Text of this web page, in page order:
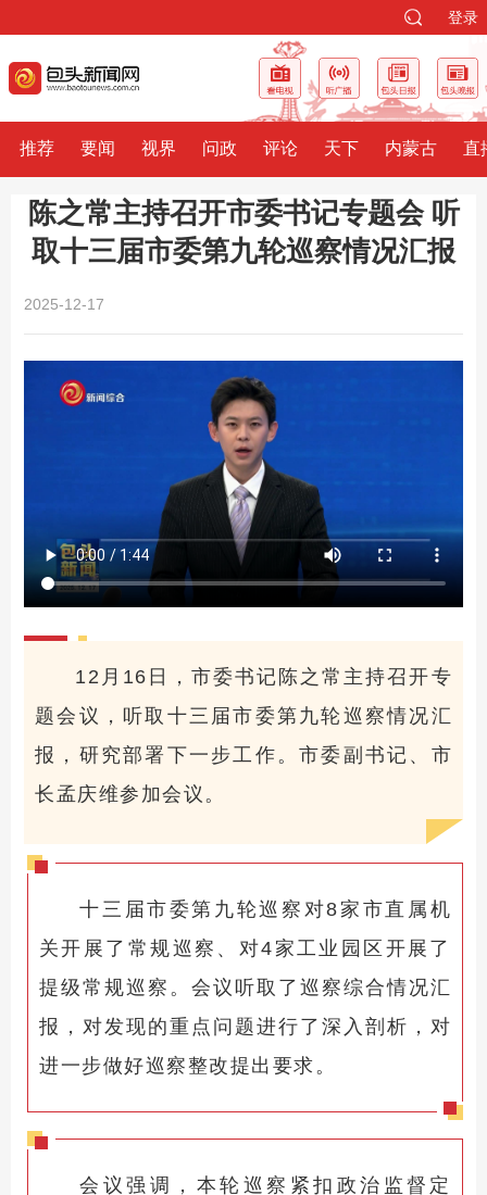
登录
推荐 要闻 视界 问政 评论 天下 内蒙古 直
陈之常主持召开市委书记专题会 听
取十三届市委第九轮巡察情况汇报
2025-12-17
12月16日，市委书记陈之常主持召开专
题会议，听取十三届市委第九轮巡察情况汇
报，研究部署下一步工作。市委副书记、市
长孟庆维参加会议。
十三届市委第九轮巡察对8家市直属机
关开展了常规巡察、对4家工业园区开展了
提级常规巡察。会议听取了巡察综合情况汇
报，对发现的重点问题进行了深入剖析，对
进一步做好巡察整改提出要求。
会议强调，本轮巡察紧扣政治监督定